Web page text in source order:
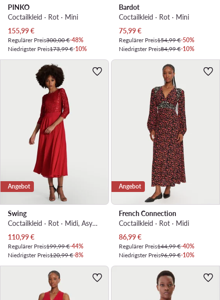
PINKO
Coctailkleid · Rot · Mini
Aktueller Preis
155,99€
Regulärer Preis300,00 €-48%
Niedrigster Preis173,99 €-10%
Bardot
Coctailkleid · Rot · Mini
Aktueller Preis
75,99€
Regulärer Preis154,99 €-50%
Niedrigster Preis84,99 €-10%
Angebot
Swing
Coctailkleid · Rot · Midi, Asymmetrisch
Aktueller Preis
110,99€
Regulärer Preis199,99 €-44%
Niedrigster Preis120,99 €-8%
Angebot
French Connection
Coctailkleid · Rot · Midi
Aktueller Preis
86,99€
Regulärer Preis144,99 €-40%
Niedrigster Preis96,99 €-10%